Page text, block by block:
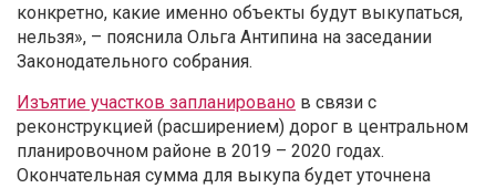
конкретно, какие именно объекты будут выкупаться,
нельзя», – пояснила Ольга Антипина на заседании
Законодательного собрания.
Изъятие участков запланировано в связи с
реконструкцией (расширением) дорог в центральном
планировочном районе в 2019 – 2020 годах.
Окончательная сумма для выкупа будет уточнена